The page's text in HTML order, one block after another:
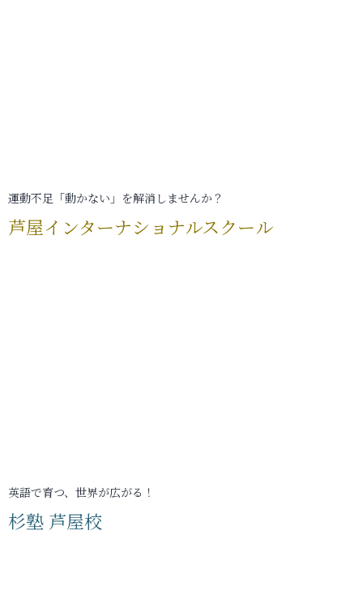
運動不足「動かない」を解消しませんか？
芦屋インターナショナルスクール
英語で育つ、世界が広がる！
杉塾 芦屋校